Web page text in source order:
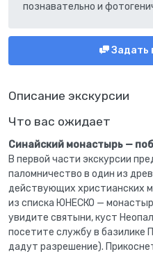
Описание экскурсии
Что вас ожидает
Синайский монастырь —
В первой части экскурсии
паломничество в один из
действующих христианских
из списка ЮНЕСКО —
увидите святыни, куст
посетите службу в базилике
дадут разрешение).
познавательно и
Задать